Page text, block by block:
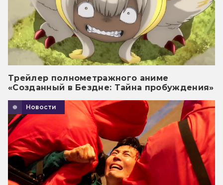
Трейлер полнометражного аниме
«Созданный в Бездне: Тайна пробуждения»
Новости